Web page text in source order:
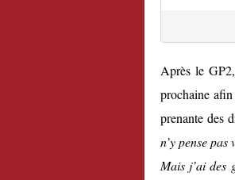
Après le
prochaine
prenante des
n’y pense
Mais j’ai des